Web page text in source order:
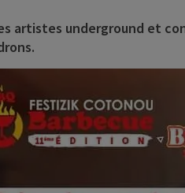
artistes underground et